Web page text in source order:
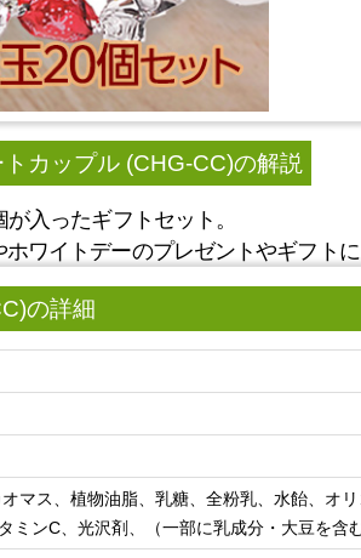
カップル (CHG-CC)の解説
入ったギフトセット。
ワイトデーのプレゼントやギフトに
の詳細
マス、植物油脂、乳糖、全粉乳、水飴、オ
ンC、光沢剤、（一部に乳成分・大豆を含む